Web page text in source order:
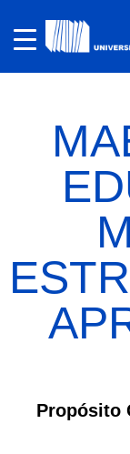
Propósito